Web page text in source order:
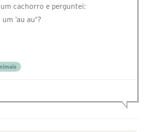
cachorro e perguntei:
um ‘au au'?